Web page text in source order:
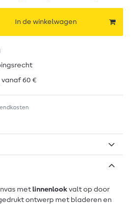
In de winkelwagen
vanaf 60 €
met linnenlook valt op door
ontwerp met bladeren en